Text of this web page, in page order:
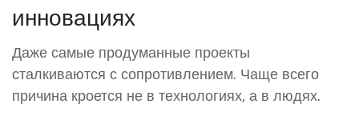
инновациях
Даже самые продуманные проекты
сталкиваются с сопротивлением. Чаще всего
причина кроется не в технологиях, а в людях.